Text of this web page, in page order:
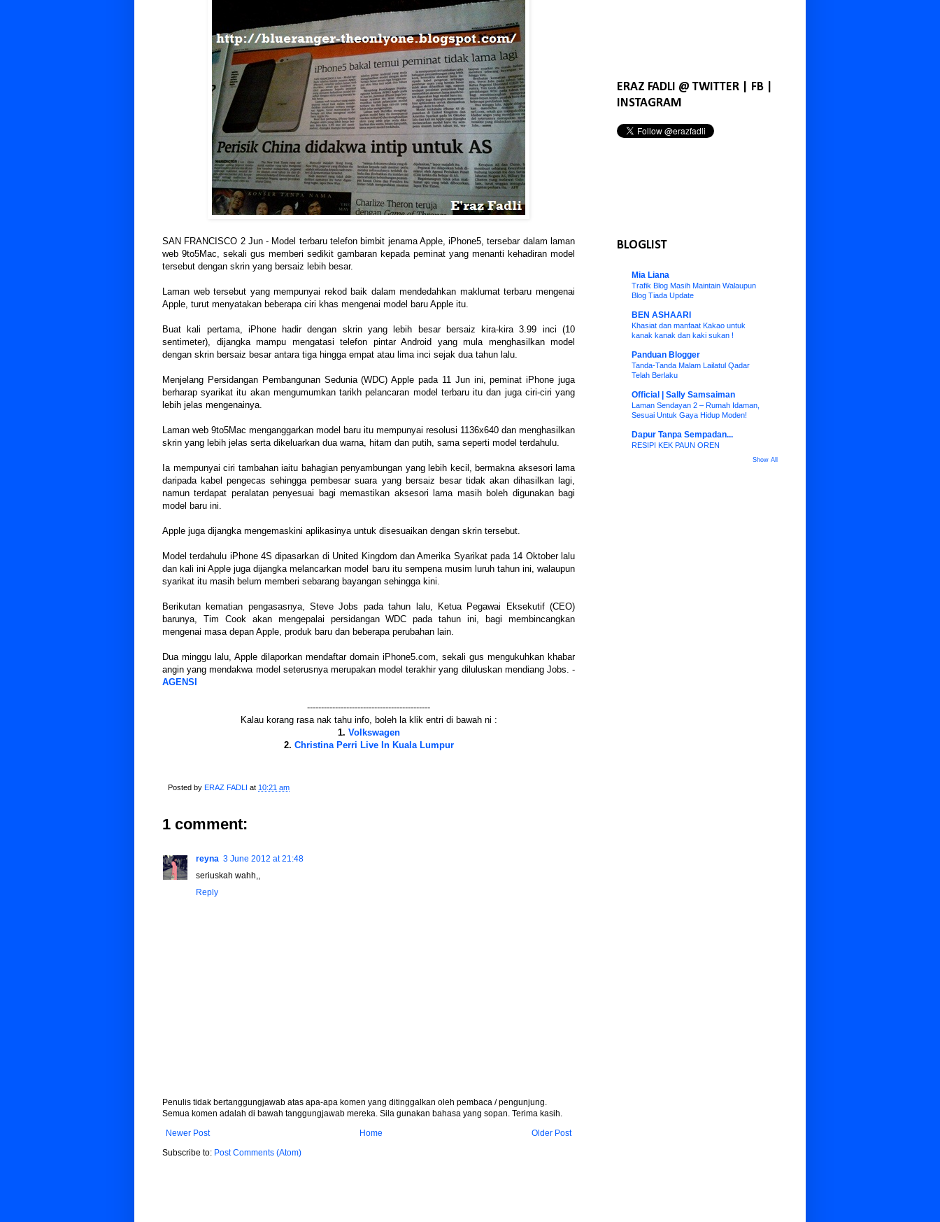
SAN FRANCISCO 2 Jun - Model terbaru telefon bimbit jenama Apple, iPhone5, tersebar dalam laman
web 9to5Mac, sekali gus memberi sedikit gambaran kepada peminat yang menanti kehadiran model
tersebut dengan skrin yang bersaiz lebih besar.
Laman web tersebut yang mempunyai rekod baik dalam mendedahkan maklumat terbaru mengenai
Apple, turut menyatakan beberapa ciri khas mengenai model baru Apple itu.
Buat kali pertama, iPhone hadir dengan skrin yang lebih besar bersaiz kira-kira 3.99 inci (10
sentimeter), dijangka mampu mengatasi telefon pintar Android yang mula menghasilkan model
dengan skrin bersaiz besar antara tiga hingga empat atau lima inci sejak dua tahun lalu.
Menjelang Persidangan Pembangunan Sedunia (WDC) Apple pada 11 Jun ini, peminat iPhone juga
berharap syarikat itu akan mengumumkan tarikh pelancaran model terbaru itu dan juga ciri-ciri yang
lebih jelas mengenainya.
Laman web 9to5Mac menganggarkan model baru itu mempunyai resolusi 1136x640 dan menghasilkan
skrin yang lebih jelas serta dikeluarkan dua warna, hitam dan putih, sama seperti model terdahulu.
Ia mempunyai ciri tambahan iaitu bahagian penyambungan yang lebih kecil, bermakna aksesori lama
daripada kabel pengecas sehingga pembesar suara yang bersaiz besar tidak akan dihasilkan lagi,
namun terdapat peralatan penyesuai bagi memastikan aksesori lama masih boleh digunakan bagi
model baru ini.
Apple juga dijangka mengemaskini aplikasinya untuk disesuaikan dengan skrin tersebut.
Model terdahulu iPhone 4S dipasarkan di United Kingdom dan Amerika Syarikat pada 14 Oktober lalu
dan kali ini Apple juga dijangka melancarkan model baru itu sempena musim luruh tahun ini, walaupun
syarikat itu masih belum memberi sebarang bayangan sehingga kini.
Berikutan kematian pengasasnya, Steve Jobs pada tahun lalu, Ketua Pegawai Eksekutif (CEO)
barunya, Tim Cook akan mengepalai persidangan WDC pada tahun ini, bagi membincangkan
mengenai masa depan Apple, produk baru dan beberapa perubahan lain.
Dua minggu lalu, Apple dilaporkan mendaftar domain iPhone5.com, sekali gus mengukuhkan khabar
angin yang mendakwa model seterusnya merupakan model terakhir yang diluluskan mendiang Jobs. -
AGENSI
--------------------------------------------
Kalau korang rasa nak tahu info, boleh la klik entri di bawah ni :
1. Volkswagen
2. Christina Perri Live In Kuala Lumpur
Posted by ERAZ FADLI at 10:21 am
1 comment:
reyna 3 June 2012 at 21:48
seriuskah wahh,,
Reply
Penulis tidak bertanggungjawab atas apa-apa komen yang ditinggalkan oleh pembaca / pengunjung.
Semua komen adalah di bawah tanggungjawab mereka. Sila gunakan bahasa yang sopan. Terima kasih.
Newer Post
Older Post
Home
Subscribe to: Post Comments (Atom)
ERAZ FADLI @ TWITTER | FB |
INSTAGRAM
BLOGLIST
Mia Liana
Trafik Blog Masih Maintain Walaupun
Blog Tiada Update
BEN ASHAARI
Khasiat dan manfaat Kakao untuk
kanak kanak dan kaki sukan !
Panduan Blogger
Tanda-Tanda Malam Lailatul Qadar
Telah Berlaku
Official | Sally Samsaiman
Laman Sendayan 2 – Rumah Idaman,
Sesuai Untuk Gaya Hidup Moden!
Dapur Tanpa Sempadan...
RESIPI KEK PAUN OREN
Show All